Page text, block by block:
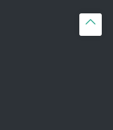
